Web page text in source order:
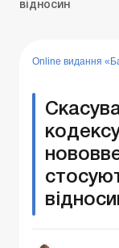
відносин
Online видання